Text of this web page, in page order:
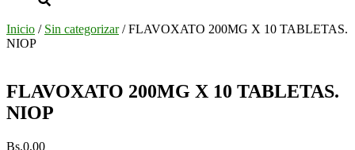
Inicio / Sin categorizar/ FLAVOXATO 200MG X 10 TABLETAS.
NIOP
FLAVOXATO 200MG X 10 TABLETAS.
NIOP
Bs.0,00